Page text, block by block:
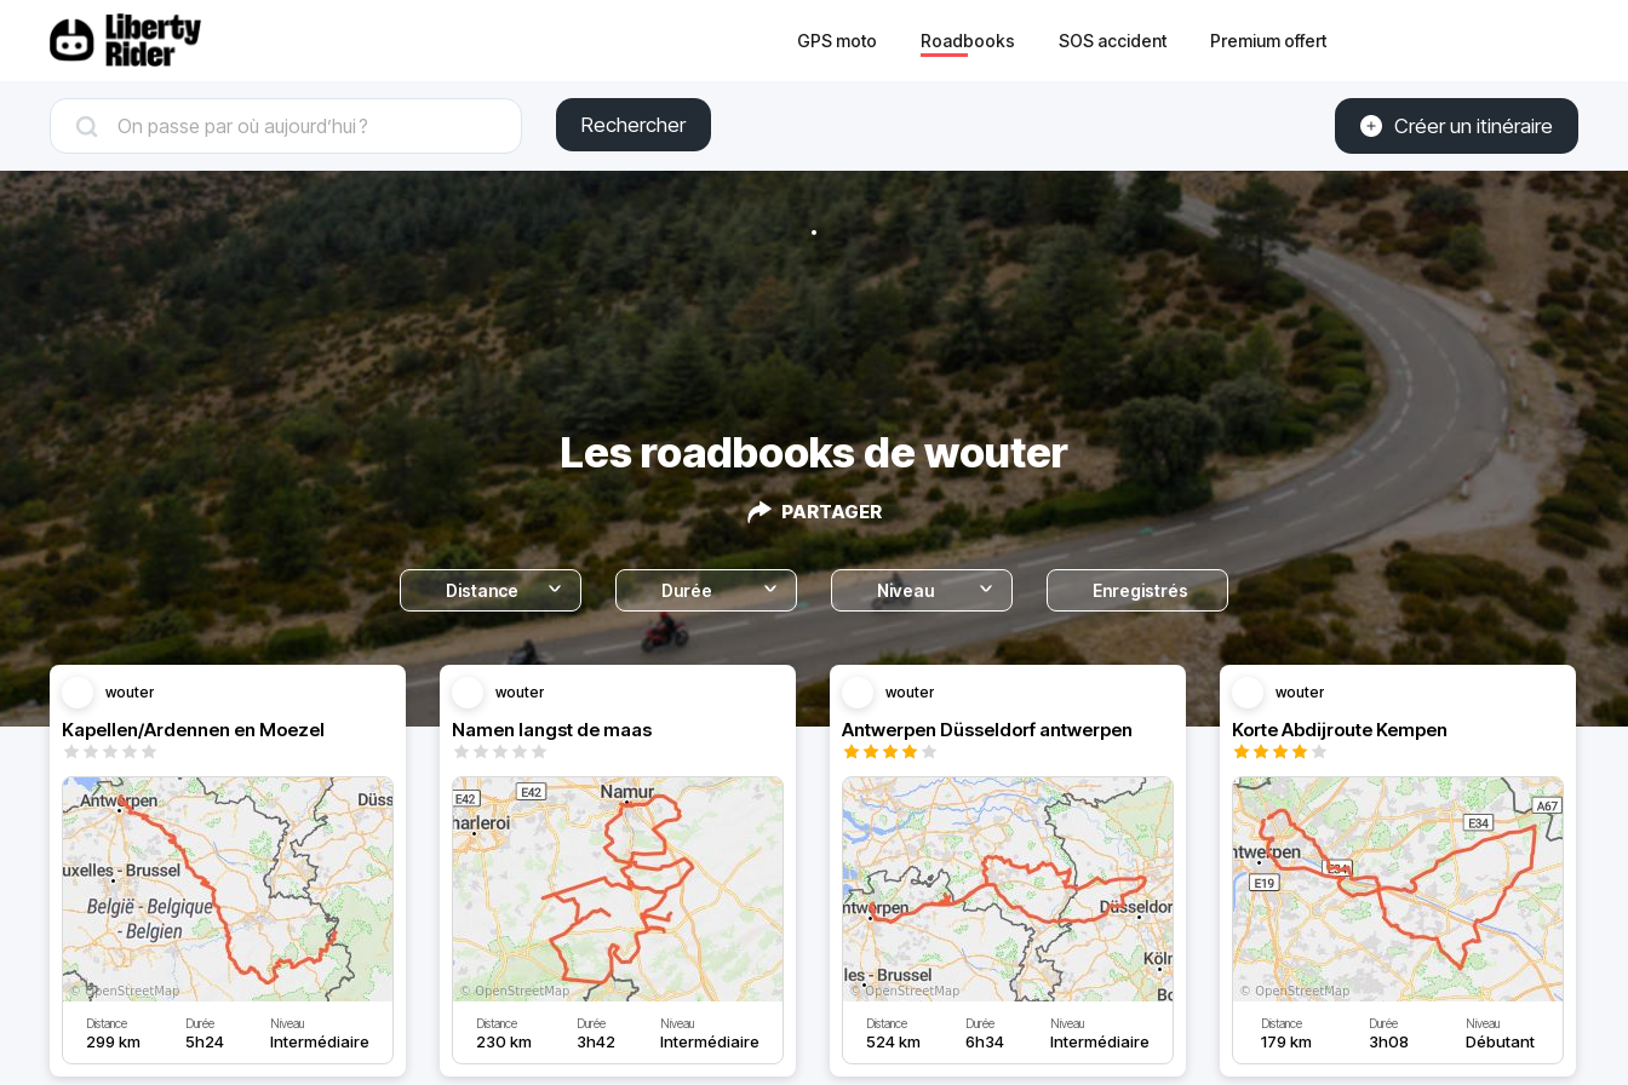
GPS moto Roadbooks SOS accident Premium offert
Rechercher Créer un itinéraire
Les roadbooks de wouter
PARTAGER
Distance Durée Niveau Enregistrés
wouter
Kapellen/Ardennen en Moezel
Distance
299 km
Durée
5h24
Niveau
Intermédiaire
wouter
Namen langst de maas
Distance
230 km
Durée
3h42
Niveau
Intermédiaire
wouter
Antwerpen Düsseldorf antwerpen
Distance
524 km
Durée
6h34
Niveau
Intermédiaire
wouter
Korte Abdijroute Kempen
Distance
179 km
Durée
3h08
Niveau
Débutant